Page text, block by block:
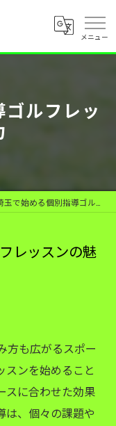
ルフレッ
で始める個別指導ゴルフレッスンの魅力
レッスンの魅
方も広がるスポー
スンを始めること
スに合わせた効果
は、個々の課題や